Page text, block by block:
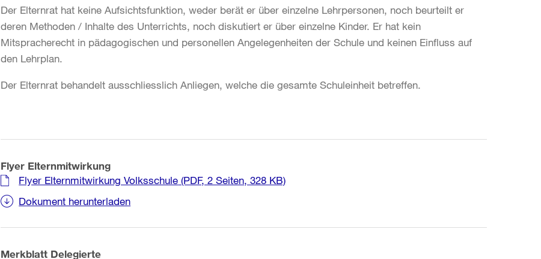
Der Elternrat hat keine Aufsichtsfunktion, weder berät er über einzelne Lehrpersonen, noch beurteilt er
deren Methoden / Inhalte des Unterrichts, noch diskutiert er über einzelne Kinder. Er hat kein
Mitspracherecht in pädagogischen und personellen Angelegenheiten der Schule und keinen Einfluss auf
den Lehrplan.
Der Elternrat behandelt ausschliesslich Anliegen, welche die gesamte Schuleinheit betreffen.
Flyer Elternmitwirkung
Flyer Elternmitwirkung Volksschule (PDF, 2 Seiten, 328 KB)
Dokument herunterladen
Merkblatt Delegierte